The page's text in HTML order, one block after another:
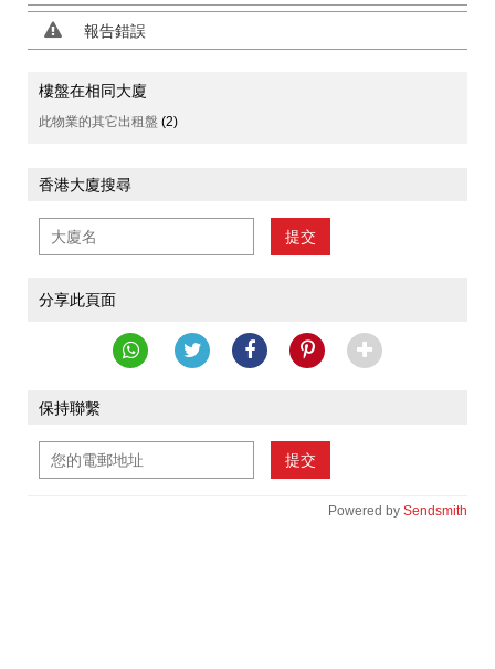
報告錯誤
樓盤在相同大廈
此物業的其它出租盤 (2)
香港大廈搜尋
提交
分享此頁面
保持聯繫
提交
Powered by Sendsmith